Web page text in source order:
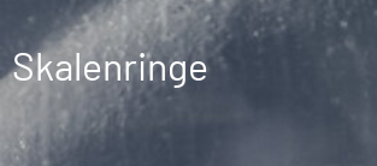
Skalenringe